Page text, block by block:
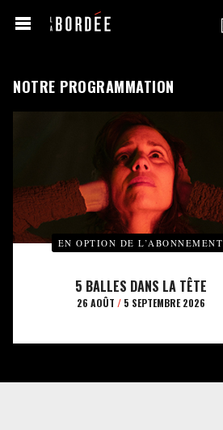
NOTRE PROGRAMMATION
EN OPTION DE L’ABONNEMENT
5 BALLES DANS LA TÊTE
26 AOÛT /5 SEPTEMBRE 2026